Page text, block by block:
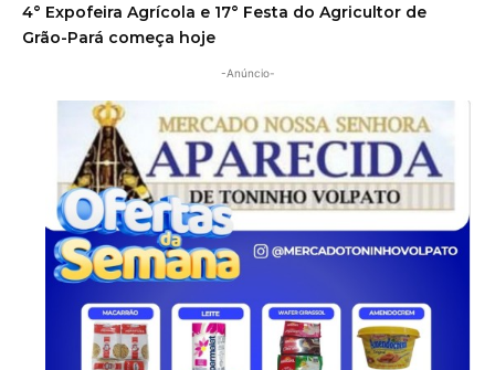
4° Expofeira Agrícola e 17° Festa do Agricultor de
Grão-Pará começa hoje
-Anúncio-